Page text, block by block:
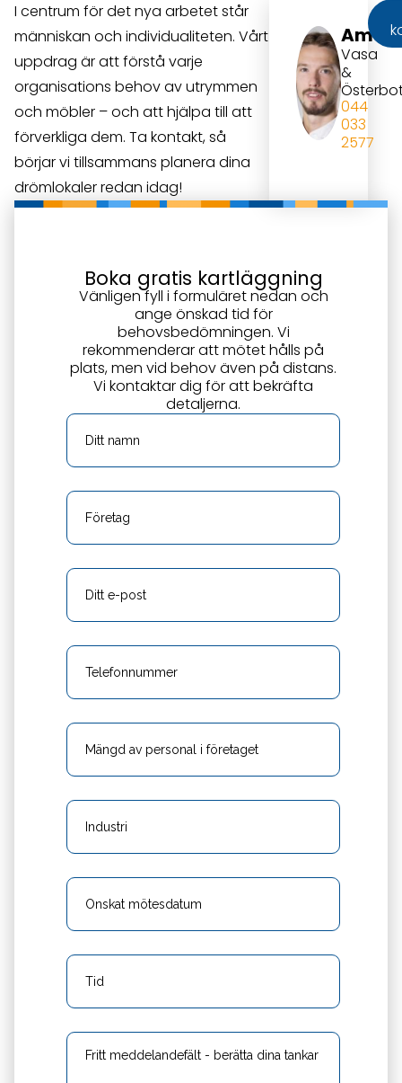
I centrum för det nya arbetet står
människan och individualiteten. Vårt
uppdrag är att förstå varje
organisations behov av utrymmen
och möbler – och att hjälpa till att
förverkliga dem. Ta kontakt, så
börjar vi tillsammans planera dina
drömlokaler redan idag!
Vasa
&
044
033
2577
Boka gratis kartläggning
Vänligen fyll i formuläret nedan och
ange önskad tid för
behovsbedömningen. Vi
rekommenderar att mötet hålls på
plats, men vid behov även på distans.
Vi kontaktar dig för att bekräfta
detaljerna.
Namn
Företag
E-
postadress
Telefonnummer
Mängd
personal
företaget
Industri
Önskat
mötesdatum
Tid
Fritt
meddelandefält